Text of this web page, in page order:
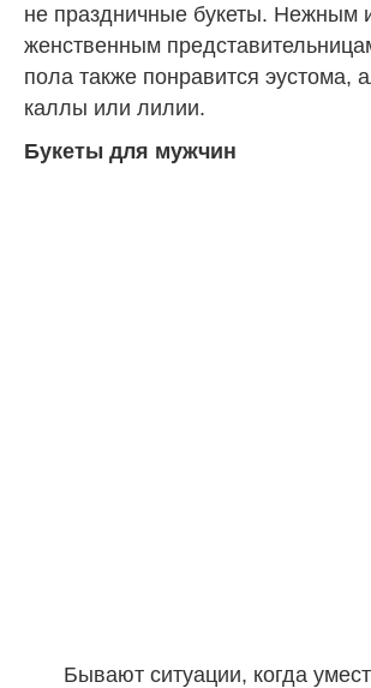
не праздничные букеты. Нежным
женственным
пола также понравится эустома,
каллы или лилии.
Букеты для мужчин
Бывают ситуации, когда